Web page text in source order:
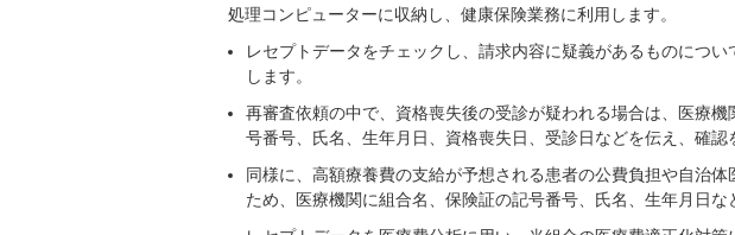
処理コンピューターに収納し、健康保険業務に利用します。
レセプトデータをチェックし、請求内容に疑義があるものにつ
します。
再審査依頼の中で、資格喪失後の受診が疑われる場合は、医療
号番号、氏名、生年月日、資格喪失日、受診日などを伝え、確認
同様に、高額療養費の支給が予想される患者の公費負担や自治
ため、医療機関に組合名、保険証の記号番号、氏名、生年月日な